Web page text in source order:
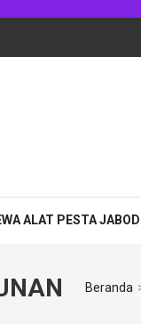
ALAT PESTA
Beranda